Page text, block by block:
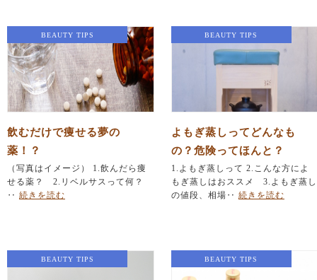
BEAUTY TIPS
飲むだけで痩せる夢の
薬！？
（写真はイメージ） 1.飲んだら痩
せる薬？ 2.リベルサスって何？
‥ 続きを読む
BEAUTY TIPS
よもぎ蒸しってどんなも
の？危険ってほんと？
1.よもぎ蒸しって 2.こんな方によ
もぎ蒸しはおススメ 3.よもぎ蒸し
の値段、相場‥ 続きを読む
BEAUTY TIPS BEAUTY TIPS